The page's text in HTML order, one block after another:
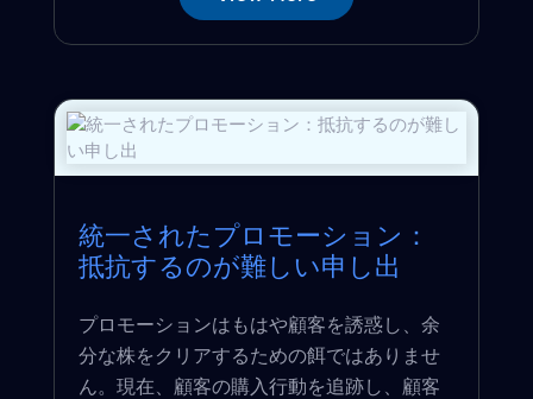
統一されたプロモーション：
抵抗するのが難しい申し出
プロモーションはもはや顧客を誘惑し、余
分な株をクリアするための餌ではありませ
ん。現在、顧客の購入行動を追跡し、顧客